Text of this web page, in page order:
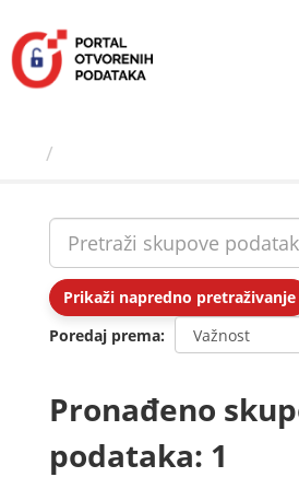
sadržaj
Prikaži napredno pretraživanje
Poredaj prema
Pronađeno
podataka: 1